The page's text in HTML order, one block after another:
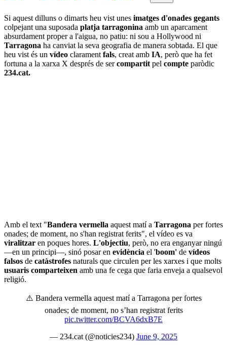
Si aquest dilluns o dimarts heu vist unes imatges d'onades gegants
colpejant una suposada platja tarragonina amb un aparcament
absurdament proper a l'aigua, no patiu: ni sou a Hollywood ni
Tarragona ha canviat la seva geografia de manera sobtada. El que
heu vist és un vídeo clarament fals, creat amb IA, però que ha fet
fortuna a la xarxa X després de sercompartit pel compte paròdic
234.cat.
Amb el text "Bandera vermella aquest matí a Tarragona per fortes
onades; de moment, no s'han registrat ferits", el vídeo es va
viralitzar en poques hores. L'objectiu, però, no era enganyar ningú
—en un principi—, sinó posar en evidència el 'boom' de vídeos
falsos de catàstrofes naturals que circulen per les xarxes i que molts
usuaris comparteixen amb una fe cega que faria enveja a qualsevol
religió.
⚠️ Bandera vermella aquest matí a Tarragona per fortes
onades; de moment, no s’han registrat ferits
pic.twitter.com/BCVA6dxB7E
— 234.cat (@noticies234) June 9, 2025